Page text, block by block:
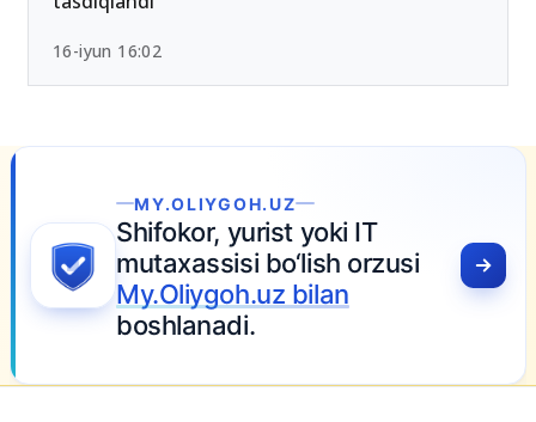
Chet tili sertifikatlari bo‘yicha yangi tartib
tasdiqlandi
MY.OLIYGOH.UZ
Shifokor, yurist yoki IT
mutaxassisi bo‘lish orzusi